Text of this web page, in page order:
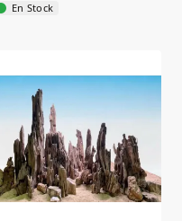
En Stock